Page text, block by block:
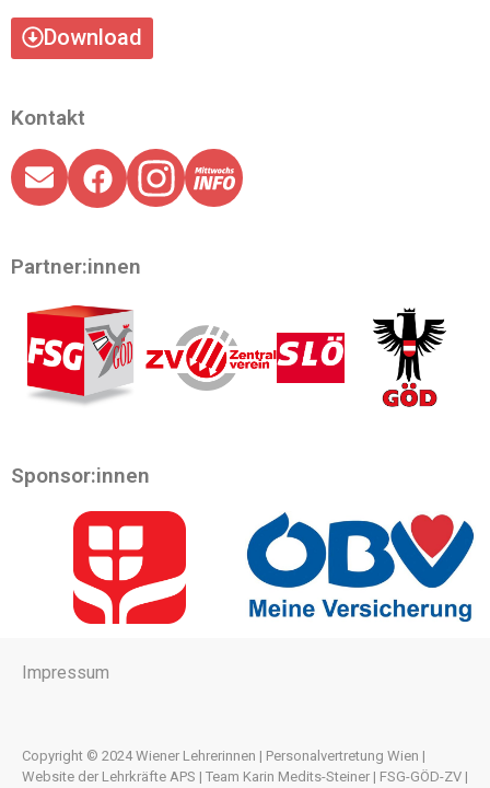
Download
Sponsor:innen
Partner:innen
Kontakt
Copyright © 2024 Wiener Lehrerinnen | Personalvertretung Wien |
Website der Lehrkräfte APS | Team Karin Medits-Steiner | FSG-GÖD-ZV |
Impressum